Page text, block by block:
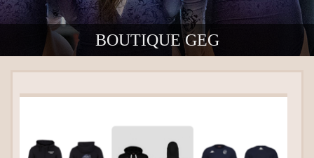
BOUTIQUE GEG